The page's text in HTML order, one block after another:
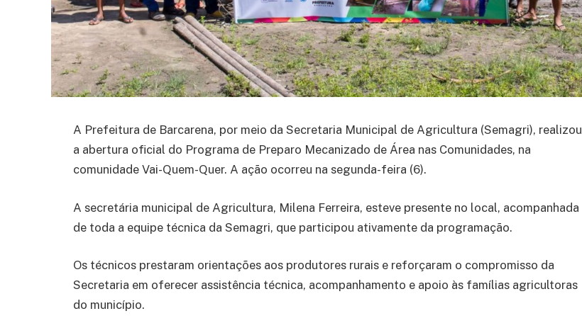
A Prefeitura de Barcarena, por meio da Secretaria Municipal de Agricultura (Semagri), realizou
a abertura oficial do Programa de Preparo Mecanizado de Área nas Comunidades, na
comunidade Vai-Quem-Quer. A ação ocorreu na segunda-feira (6).
A secretária municipal de Agricultura, Milena Ferreira, esteve presente no local, acompanhada
de toda a equipe técnica da Semagri, que participou ativamente da programação.
Os técnicos prestaram orientações aos produtores rurais e reforçaram o compromisso da
Secretaria em oferecer assistência técnica, acompanhamento e apoio às famílias agricultoras
do município.